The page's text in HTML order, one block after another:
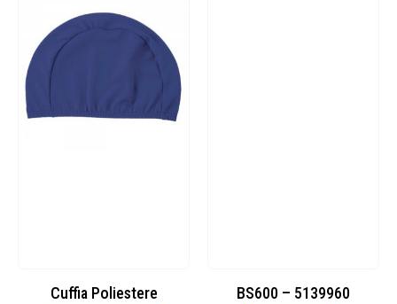
Cuffia Poliestere BS600 – 5139960